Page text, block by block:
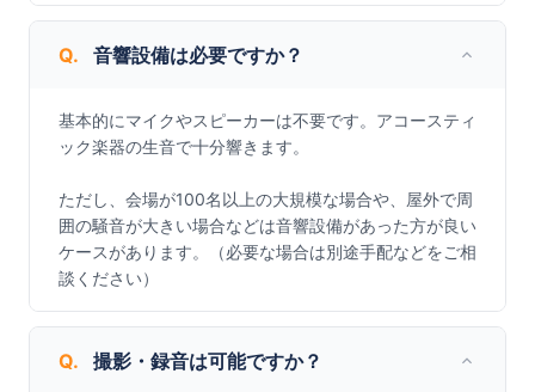
Q. 音響設備は必要ですか？
基本的にマイクやスピーカーは不要です。アコースティ
ック楽器の生音で十分響きます。
ただし、会場が100名以上の大規模な場合や、屋外で周
囲の騒音が大きい場合などは音響設備があった方が良い
ケースがあります。（必要な場合は別途手配などをご相
談ください）
Q. 撮影・録音は可能ですか？